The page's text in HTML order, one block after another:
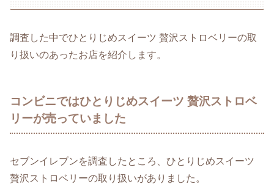
調査した中でひとりじめスイーツ 贅沢ストロベリーの取
り扱いのあったお店を紹介します。
コンビニではひとりじめスイーツ 贅沢ストロベ
リーが売っていました
セブンイレブンを調査したところ、ひとりじめスイーツ
贅沢ストロベリーの取り扱いがありました。